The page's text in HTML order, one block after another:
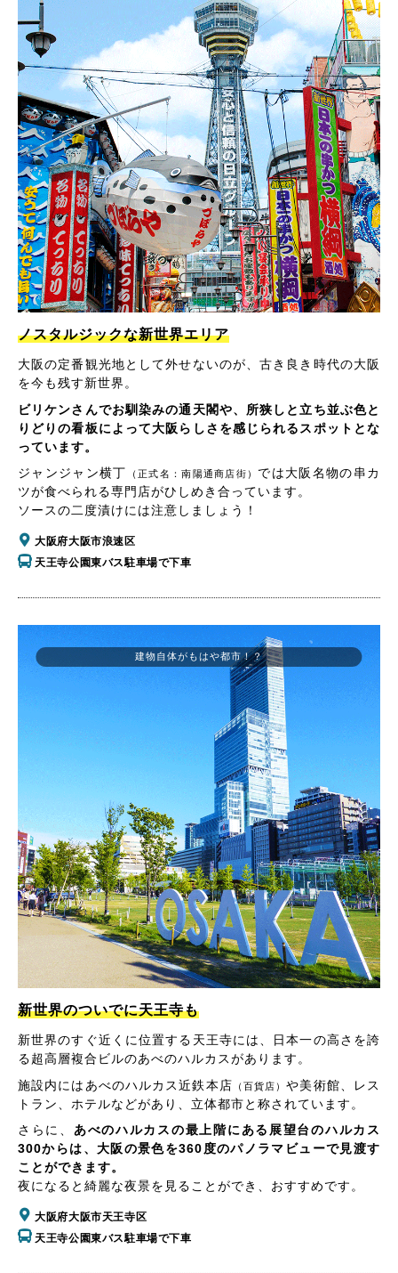
ノスタルジックな新世界エリア
大阪の定番観光地として外せないのが、古き良き時代の大阪
を今も残す新世界。
ビリケンさんでお馴染みの通天閣や、所狭しと立ち並ぶ色と
りどりの看板によって大阪らしさを感じられるスポットとな
っています。
ジャンジャン横丁
（正式名：南陽通商店街） では大阪名物の串カ
ツが食べられる専門店がひしめき合っています。
ソースの二度漬けには注意しましょう！
大阪府大阪市浪速区
天王寺公園東バス駐車場で下車
新世界のついでに天王寺も
新世界のすぐ近くに位置する天王寺には、日本一の高さを誇
る超高層複合ビルのあべのハルカスがあります。
施設内にはあべのハルカス近鉄本店 （百貨店）や美術館、レス
トラン、ホテルなどがあり、立体都市と称されています。
さらに、 あべのハルカスの最上階にある展望台のハルカス
300からは、大阪の景色を360度のパノラマビューで見渡す
ことができます。
夜になると綺麗な夜景を見ることができ、おすすめです。
大阪府大阪市天王寺区
天王寺公園東バス駐車場で下車
建物自体がもはや都市！？